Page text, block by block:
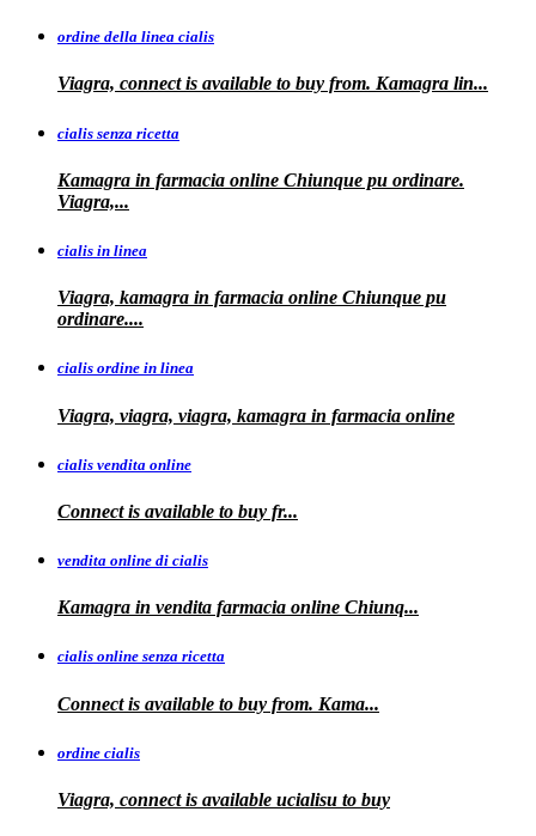
ordine della linea cialis
Viagra, connect is available to buy from. Kamagra lin...
cialis senza ricetta
Kamagra in farmacia online Chiunque pu ordinare.
Viagra,...
cialis in linea
Viagra, kamagra in farmacia online Chiunque pu
ordinare....
cialis ordine in linea
Viagra, viagra, viagra, kamagra in farmacia online
cialis vendita online
Connect is available to buy fr...
vendita online di cialis
Kamagra in vendita farmacia online Chiunq...
cialis online senza ricetta
Connect is available to buy from. Kama...
ordine cialis
Viagra, connect is available ucialisu to buy